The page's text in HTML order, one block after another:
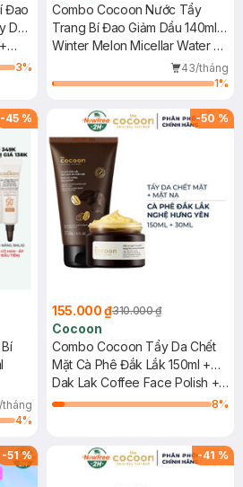
Đao
Da
3%
Combo Cocoon Nước Tẩy
Trang Bí Đao Giảm Dầu 140ml +
Mặt Nạ Nghệ Hưng Yên Giúp
Winter Melon Micellar Water +
Hung Yen Turmeric Face Mask
43/tháng
1%
-45 %
tháng
4%
-50 %
155.000 ₫310.000 ₫
Cocoon
Combo Cocoon Tẩy Da Chết
Mặt Cà Phê Đắk Lắk 150ml +
Mặt Nạ Nghệ Hưng Yên 30ml
Dak Lak Coffee Face Polish +
Hung Yen Turmeric Face Mask
8%
-51% -41 %